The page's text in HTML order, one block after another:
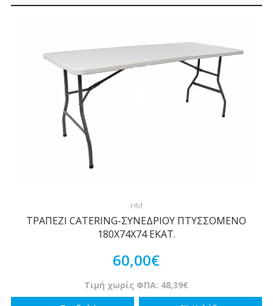
HM
ΤΡΑΠΕΖΙ CATERING-ΣΥΝΕΔΡΙΟΥ ΠΤΥΣΣΟΜΕΝΟ
180Χ74Χ74 ΕΚΑΤ.
60,00€
Τιμή χωρίς ΦΠΑ: 48,39€